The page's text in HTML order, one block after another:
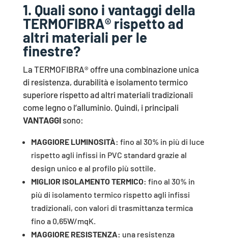
1. Quali sono i vantaggi della
TERMOFIBRA® rispetto ad
altri materiali per le
finestre?
La TERMOFIBRA® offre una combinazione unica
di resistenza, durabilità e isolamento termico
superiore rispetto ad altri materiali tradizionali
come legno o l’alluminio. Quindi, i principali
VANTAGGIsono:
MAGGIORE LUMINOSITÀ: fino al 30% in più di luce
rispetto agli infissi in PVC standard grazie al
design unico e al profilo più sottile.
MIGLIOR ISOLAMENTO TERMICO: fino al 30% in
più di isolamento termico rispetto agli infissi
tradizionali, con valori di trasmittanza termica
fino a 0,65W/mqK.
MAGGIORE RESISTENZA: una resistenza